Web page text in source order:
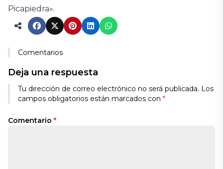
Picapiedra».
Comentarios
Deja una respuesta
Tu dirección de correo electrónico no será publicada. Los
campos obligatorios están marcados con *
Comentario *